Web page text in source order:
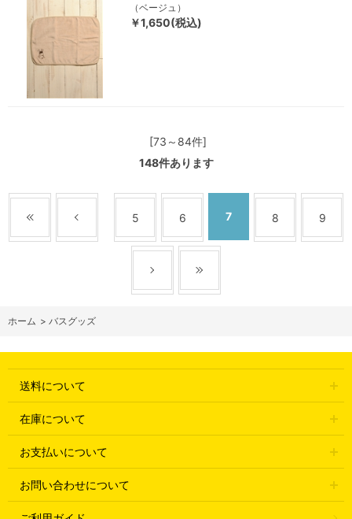
（ベージュ）
￥1,650(税込)
[73～84件]
148件あります
5 6 7 8 9
ホーム > バスグッズ
送料について
在庫について
お支払いについて
お問い合わせについて